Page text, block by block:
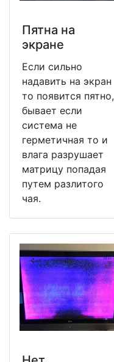
Пятна на
экране
Если сильно
надавить на экран
то появится пятно,
бывает если
система не
герметичная то и
влага разрушает
матрицу попадая
путем разлитого
чая.